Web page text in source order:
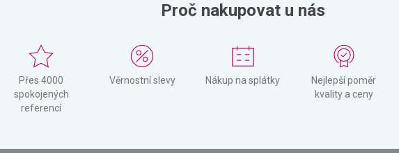
Proč nakupovat u nás
Přes 4000
spokojených
referencí
Věrnostní slevy Nákup na splátky
Nejlepší poměr
kvality a ceny